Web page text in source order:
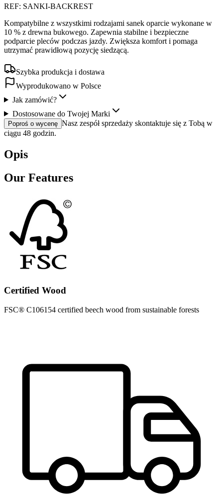
REF: SANKI-BACKREST
Kompatybilne z wszystkimi rodzajami sanek oparcie wykonane w
10 % z drewna bukowego. Zapewnia stabilne i bezpieczne
podparcie pleców podczas jazdy. Zwiększa komfort i pomaga
utrzymać prawidłową pozycję siedzącą.
Szybka produkcja i dostawa
Wyprodukowano w Polsce
Jak zamówić?
Dostosowane do Twojej Marki
Poproś o wycenę Nasz zespół sprzedaży skontaktuje się z Tobą w
ciągu 48 godzin.
Opis
Our Features
Certified Wood
FSC® C106154 certified beech wood from sustainable forests